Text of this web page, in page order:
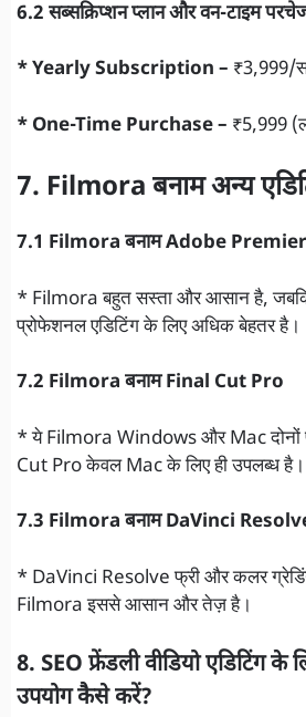
6.2 सब्सक्रिप्शन प्लान और वन-टाइम
* Yearly Subscription – ₹3,999/
* One-Time Purchase – ₹5,999
7. Filmora बनाम अन्य
7.1 Filmora बनाम Adobe
* Filmora बहुत सस्ता और आसान है,
प्रोफेशनल एडिटिंग के लिए अधिक बेहतर है।
7.2 Filmora बनाम Final Cut Pro
* ये Filmora Windows और Mac दोनों
Cut Pro केवल Mac के लिए ही उपलब्ध है।
7.3 Filmora बनाम DaVinci
* DaVinci Resolve फ्री और कलर
Filmora इससे आसान और तेज़ है।
8. SEO फ्रेंडली वीडियो एडिटिंग के
उपयोग कैसे करें?